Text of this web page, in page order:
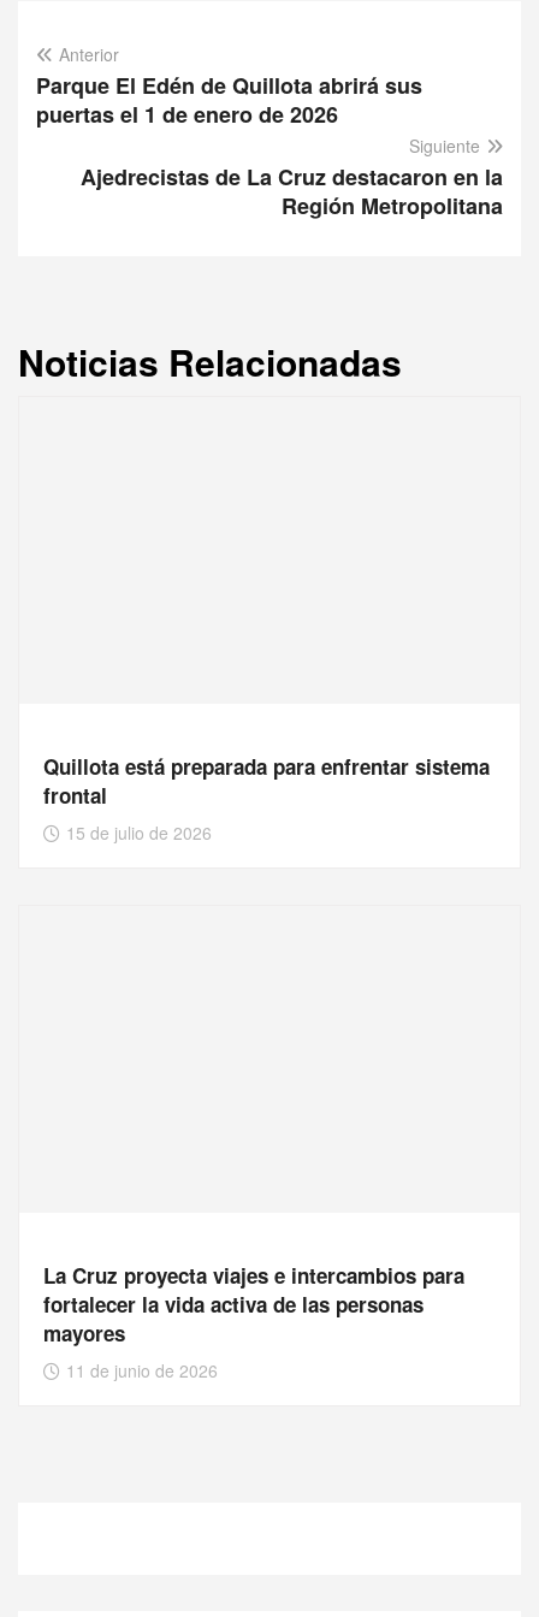
Anterior
Parque El Edén de Quillota abrirá sus
puertas el 1 de enero de 2026
Siguiente
Ajedrecistas de La Cruz destacaron en la
Región Metropolitana
Noticias Relacionadas
Quillota está preparada para enfrentar sistema
frontal
15 de julio de 2026
La Cruz proyecta viajes e intercambios para
fortalecer la vida activa de las personas
mayores
11 de junio de 2026